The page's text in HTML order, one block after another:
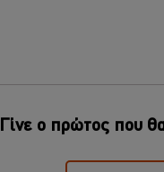
Γίνε ο πρώτος που